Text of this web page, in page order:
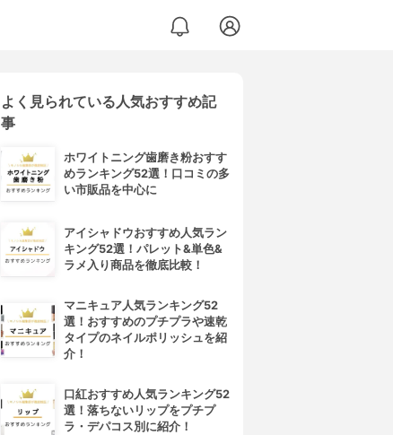
よく見られている人気おすすめ記
事
ホワイトニング歯磨き粉おすす
めランキング52選！口コミの多
い市販品を中心に
アイシャドウおすすめ人気ラン
キング52選！パレット&単色&
ラメ入り商品を徹底比較！
マニキュア人気ランキング52
選！おすすめのプチプラや速乾
タイプのネイルポリッシュを紹
介！
口紅おすすめ人気ランキング52
選！落ちないリップをプチプ
ラ・デパコス別に紹介！